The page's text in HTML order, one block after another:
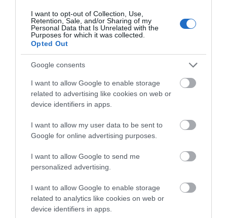
I want to opt-out of Collection, Use,
Retention, Sale, and/or Sharing of my
Personal Data that Is Unrelated with the
Purposes for which it was collected.
Opted Out
Google consents
I want to allow Google to enable storage
related to advertising like cookies on web or
device identifiers in apps.
I want to allow my user data to be sent to
Google for online advertising purposes.
I want to allow Google to send me
personalized advertising.
I want to allow Google to enable storage
related to analytics like cookies on web or
device identifiers in apps.
εκδηλώσεις..
Λυπηρά γεγονότα της μαθητικής ζωής . O
tempora , o mores….
ΑΠΆΝΤΗΣΗ
Γονέας
1) Το γνωστικό επίπεδο του Γυμνασίου είναι
2) Είναι πασιφανής η έλλειψη διοίκησης.
3) Τα αιτήματα των μαθητών είναι αληθινά.
Εδώ και μήνες η μικρή κοινωνία βοά.
4) Ο σύλλογος διδασκόντων λάμπει δια της
απουσίας.